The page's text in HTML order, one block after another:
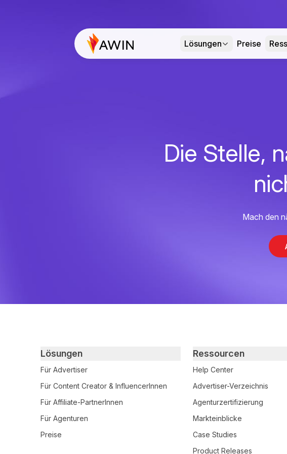
Lösungen Preise
Die Stelle,
Mach den
Primary footer navigation
Lösungen
Für Advertiser
Für Content Creator & InfluencerInnen
Für Affiliate-PartnerInnen
Für Agenturen
Preise
Ressourcen
Help Center
Advertiser-Verzeichnis
Agenturzertifizierung
Markteinblicke
Case Studies
Product Releases